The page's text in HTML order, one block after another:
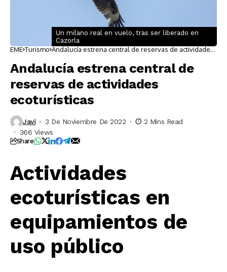
Un milano real en vuelo, tras ser liberado en
Cazorla
EME Turismo Andalucía estrena central de reservas de actividades
Andalucía estrena central de
reservas de actividades
ecoturísticas
Javi 3 De Noviembre De 2022
2 Mins Read
366 Views
Share
Actividades
ecoturísticas en
equipamientos de
uso público